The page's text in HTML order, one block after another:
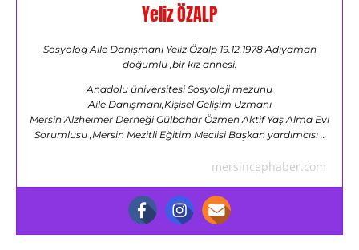
Yeliz ÖZALP
Sosyolog Aile Danışmanı Yeliz Özalp 19.12.1978 Adıyaman
doğumlu ,bir kız annesi.
Anadolu üniversitesi Sosyoloji mezunu
Aile Danışmanı,Kişisel Gelişim Uzmanı
Mersin Alzheımer Derneği Gülbahar Özmen Aktif Yaş Alma Evi
Sorumlusu ,Mersin Mezitli Eğitim Meclisi Başkan yardımcısı ..
mersincephaber.com